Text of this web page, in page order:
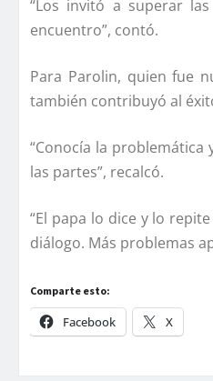
“Los invitó a superar
encuentro”, contó.
Para Parolin, quien fue
también contribuyó al
“Conocí­a la
las partes”, recalcó.
“El papa lo dice y lo
diálogo. Más problemas
Comparte esto:
Facebook X